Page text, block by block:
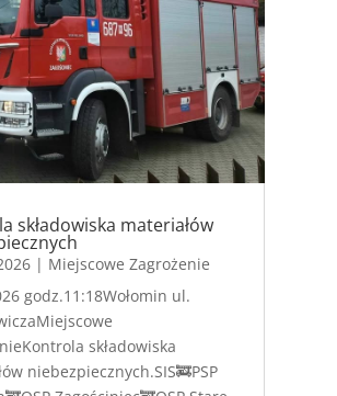
składowiska materiałów
| Miejscowe Zagrożenie
godz.11:18Wołomin ul.
składowiska
niebezpiecznych.SIS🚒PSP